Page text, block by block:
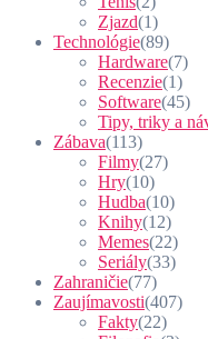
Zjazd(1)
Technológie(89)
Hardware(7)
Recenzie(1)
Software(45)
Tipy, triky a
Zábava(113)
Filmy(27)
Hry(10)
Hudba(10)
Knihy(12)
Memes(22)
Seriály(33)
Zahraničie(77)
Zaujímavosti(407)
Fakty(22)